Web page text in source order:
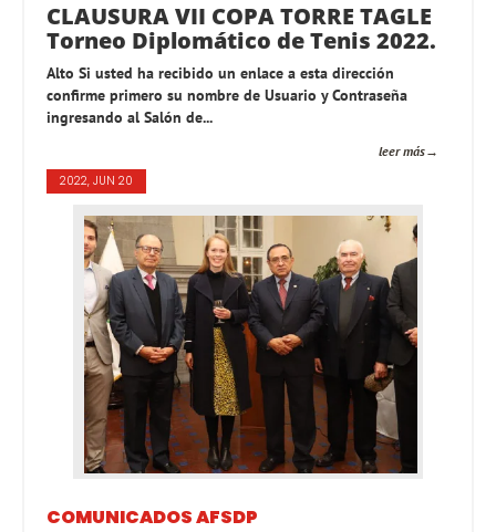
CLAUSURA VII COPA TORRE TAGLE
Torneo Diplomático de Tenis 2022.
Alto Si usted ha recibido un enlace a esta dirección
confirme primero su nombre de Usuario y Contraseña
ingresando al Salón de...
leer más
2022, JUN 20
COMUNICADOS AFSDP